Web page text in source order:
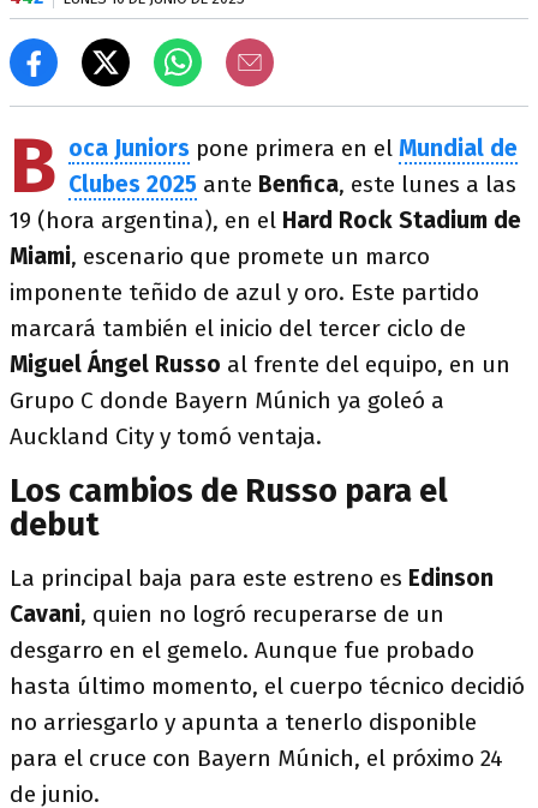
B oca Juniors pone primera en el Mundial de
Clubes 2025 ante Benfica, este lunes a las
19 (hora argentina), en el Hard Rock Stadium de
Miami, escenario que promete un marco
imponente teñido de azul y oro. Este partido
marcará también el inicio del tercer ciclo de
Miguel Ángel Russo al frente del equipo, en un
Grupo C donde Bayern Múnich ya goleó a
Auckland City y tomó ventaja.
Los cambios de Russo para el
debut
La principal baja para este estreno es Edinson
Cavani, quien no logró recuperarse de un
desgarro en el gemelo. Aunque fue probado
hasta último momento, el cuerpo técnico decidió
no arriesgarlo y apunta a tenerlo disponible
para el cruce con Bayern Múnich, el próximo 24
de junio.